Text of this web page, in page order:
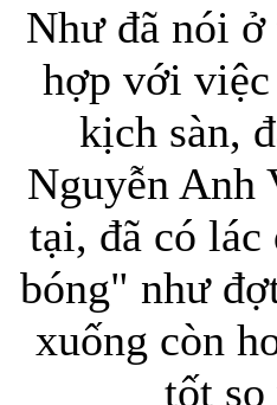
Như đã nói ở
hợp với
kịch sàn,
Nguyễn Anh
tại, đã có lác
bóng" như
xuống còn
tốt so